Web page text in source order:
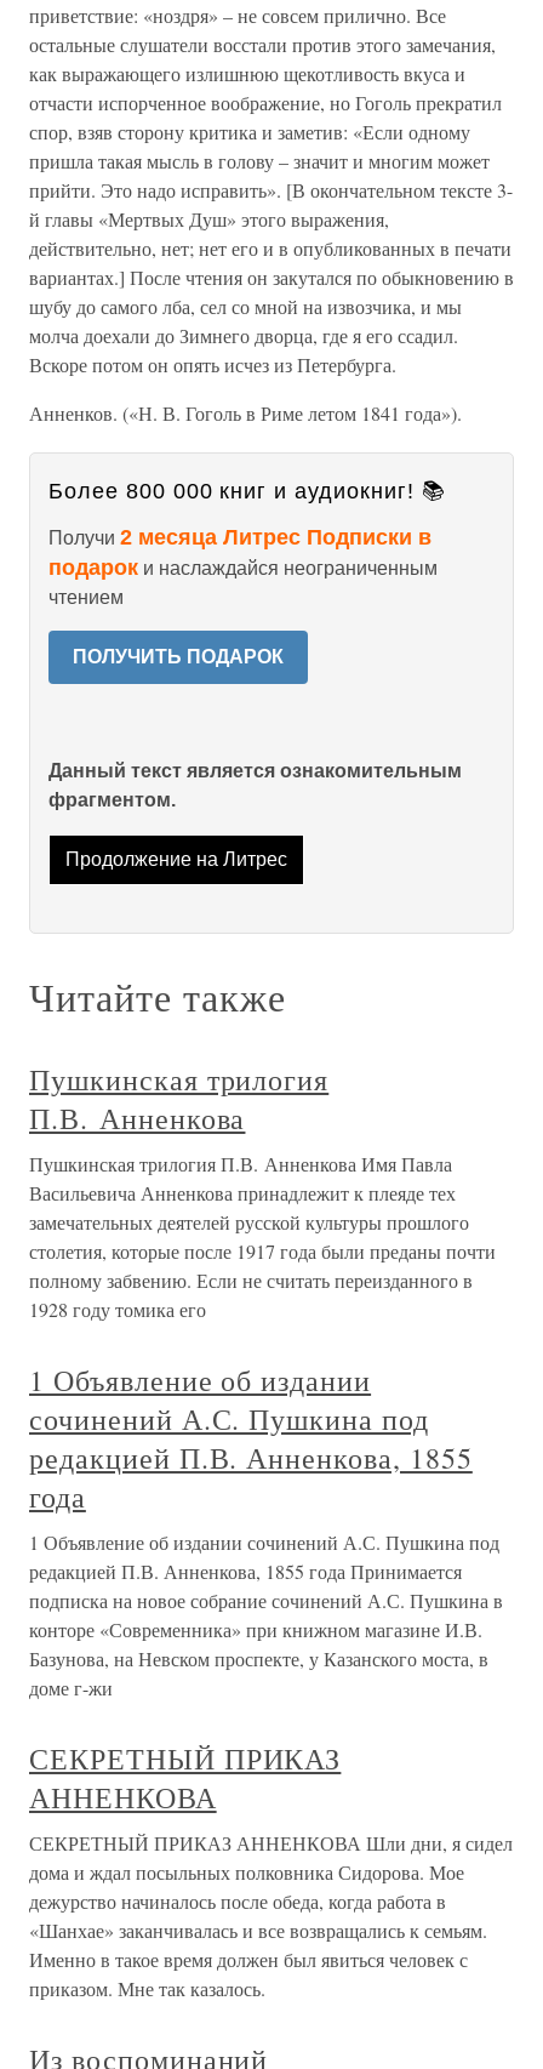
приветствие: «ноздря» – не совсем прилично. Все
остальные слушатели восстали против этого замечания,
как выражающего излишнюю щекотливость вкуса и
отчасти испорченное воображение, но Гоголь прекратил
спор, взяв сторону критика и заметив: «Если одному
пришла такая мысль в голову – значит и многим может
прийти. Это надо исправить». [В окончательном тексте 3-
й главы «Мертвых Душ» этого выражения,
действительно, нет; нет его и в опубликованных в печати
вариантах.] После чтения он закутался по обыкновению в
шубу до самого лба, сел со мной на извозчика, и мы
молча доехали до Зимнего дворца, где я его ссадил.
Вскоре потом он опять исчез из Петербурга.
Анненков. («Н. В. Гоголь в Риме летом 1841 года»).
Более 800 000 книг и аудиокниг! 📚
Получи 2 месяца Литрес Подписки в
подарок и наслаждайся неограниченным
чтением
ПОЛУЧИТЬ ПОДАРОК
Данный текст является ознакомительным
фрагментом.
Продолжение на Литрес
Читайте также
Пушкинская трилогия
П.В. Анненкова
Пушкинская трилогия П.В. Анненкова Имя Павла
Васильевича Анненкова принадлежит к плеяде тех
замечательных деятелей русской культуры прошлого
столетия, которые после 1917 года были преданы почти
полному забвению. Если не считать переизданного в
1928 году томика его
1 Объявление об издании
сочинений А.С. Пушкина под
редакцией П.В. Анненкова, 1855
года
1 Объявление об издании сочинений А.С. Пушкина под
редакцией П.В. Анненкова, 1855 года Принимается
подписка на новое собрание сочинений А.С. Пушкина в
конторе «Современника» при книжном магазине И.В.
Базунова, на Невском проспекте, у Казанского моста, в
доме г-жи
СЕКРЕТНЫЙ ПРИКАЗ
АННЕНКОВА
СЕКРЕТНЫЙ ПРИКАЗ АННЕНКОВА Шли дни, я сидел
дома и ждал посыльных полковника Сидорова. Мое
дежурство начиналось после обеда, когда работа в
«Шанхае» заканчивалась и все возвращались к семьям.
Именно в такое время должен был явиться человек с
приказом. Мне так казалось.
Из воспоминаний